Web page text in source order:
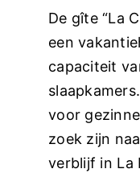
De gîte “La
een
capaciteit
voor
zoek zijn
verblijf in La